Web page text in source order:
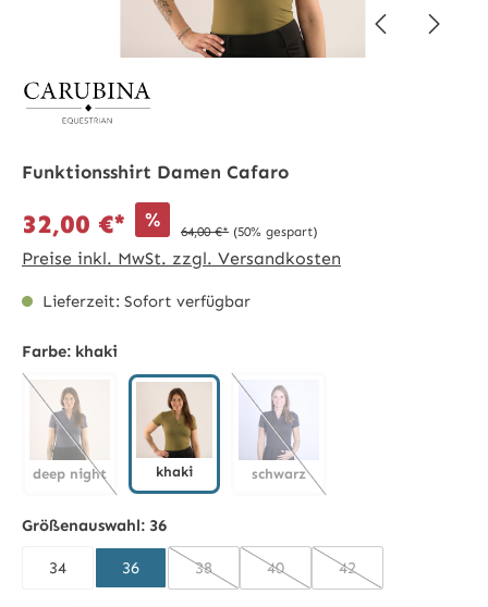
Funktionsshirt Damen Cafaro
32,00 €* % 64,00 €* (50% gespart)
Preise inkl. MwSt. zzgl. Versandkosten
Lieferzeit: Sofort verfügbar
Farbe: khaki
deep night khaki schwarz
Größenauswahl: 36
34 36 38
(Diese Option ist zurzeit nicht verfügbar.)
40
(Diese Option ist zurzeit nicht
42
(Diese Option ist